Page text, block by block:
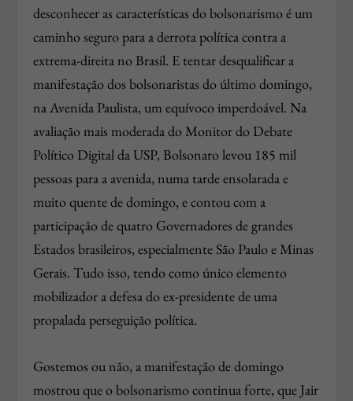
desconhecer as características do bolsonarismo é um
caminho seguro para a derrota política contra a
extrema-direita no Brasil. E tentar desqualificar a
manifestação dos bolsonaristas do último domingo,
na Avenida Paulista, um equívoco imperdoável. Na
avaliação mais moderada do Monitor do Debate
Político Digital da USP, Bolsonaro levou 185 mil
pessoas para a avenida, numa tarde ensolarada e
muito quente de domingo, e contou com a
participação de quatro Governadores de grandes
Estados brasileiros, especialmente São Paulo e Minas
Gerais. Tudo isso, tendo como único elemento
mobilizador a defesa do ex-presidente de uma
propalada perseguição política.
Gostemos ou não, a manifestação de domingo
mostrou que o bolsonarismo continua forte, que Jair